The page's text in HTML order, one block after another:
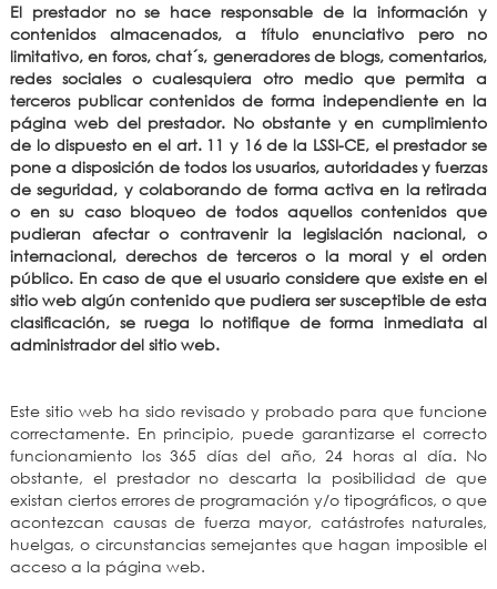
El prestador no se hace responsable de la información y
contenidos almacenados, a título enunciativo pero no
limitativo, en foros, chat´s, generadores de blogs, comentarios,
redes sociales o cualesquiera otro medio que permita a
terceros publicar contenidos de forma independiente en la
página web del prestador. No obstante y en cumplimiento
de lo dispuesto en el art. 11 y 16 de la LSSI-CE, el prestador se
pone a disposición de todos los usuarios, autoridades y fuerzas
de seguridad, y colaborando de forma activa en la retirada
o en su caso bloqueo de todos aquellos contenidos que
pudieran afectar o contravenir la legislación nacional, o
internacional, derechos de terceros o la moral y el orden
público. En caso de que el usuario considere que existe en el
sitio web algún contenido que pudiera ser susceptible de esta
clasificación, se ruega lo notifique de forma inmediata al
administrador del sitio web.
Este sitio web ha sido revisado y probado para que funcione
correctamente. En principio, puede garantizarse el correcto
funcionamiento los 365 días del año, 24 horas al día. No
obstante, el prestador no descarta la posibilidad de que
existan ciertos errores de programación y/o tipográficos, o que
acontezcan causas de fuerza mayor, catástrofes naturales,
huelgas, o circunstancias semejantes que hagan imposible el
acceso a la página web.